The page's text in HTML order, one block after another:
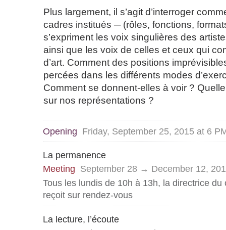
Plus largement, il s’agit d’interroger
cadres institués ─ (rôles, fonctions,
s’expriment les voix singulières des
ainsi que les voix de celles et ceux qui
d’art. Comment des positions
percées dans les différents modes
Comment se donnent-elles à voir ?
sur nos représentations ?
Opening Friday, September 25, 2015 at 6
La permanence
Meeting September 28 → December 12,
Tous les lundis de 10h à 13h, la directrice du
reçoit sur rendez-vous
La lecture, l’écoute